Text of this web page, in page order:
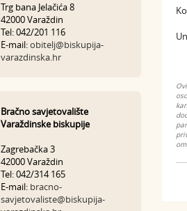
Trg bana Jelačića 8
42000 Varaždin
Tel: 042/201 116
E-mail:obitelj@biskupija-
varazdinska.hr
Bračno savjetovalište
Varaždinske biskupije
Zagrebačka 3
42000 Varaždin
Tel: 042/314 165
E-mail: bracno-
savjetovaliste@biskupija-